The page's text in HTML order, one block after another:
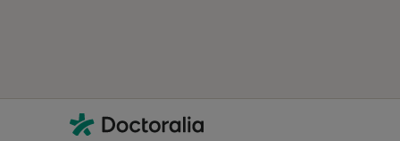
Contacto
Doctoralia - Página de inicio